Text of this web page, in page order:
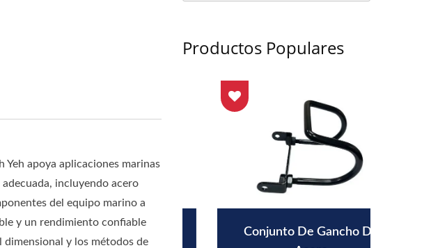
apoya aplicaciones marinas
incluyendo acero
del equipo marino a
y un rendimiento confiable
y los métodos de
Productos Populares
Guardabarros De Aluminio
Conjunto De Gancho De